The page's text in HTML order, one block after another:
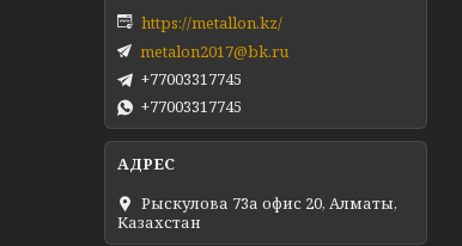
https://metallon.kz/
metalon2017@bk.ru
+77003317745
+77003317745
Рыскулова 73а офис 20, Алматы,
Казахстан